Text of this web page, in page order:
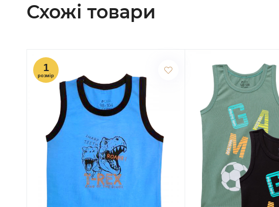
Схожі товари